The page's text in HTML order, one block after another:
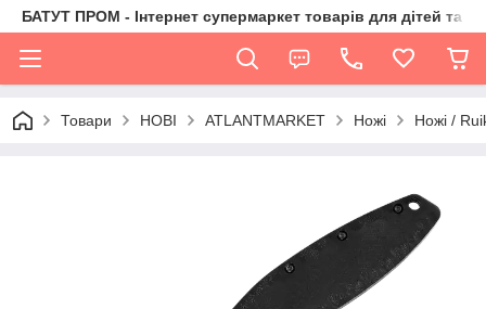
БАТУТ ПРОМ - Інтернет супермаркет товарів для дітей та їх
Товари НОВІ ATLANTMARKET Ножі Ножі /